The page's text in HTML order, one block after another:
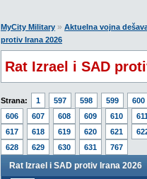
MyCity Military » Aktuelna vojna
protiv Irana 2026
Rat Izrael i SAD
Strana: 1 597 598 599 600
606
607 608 609 610
617
618 619 620 621
628
629 630 631 767
Rat Izrael i SAD protiv Irana 2026